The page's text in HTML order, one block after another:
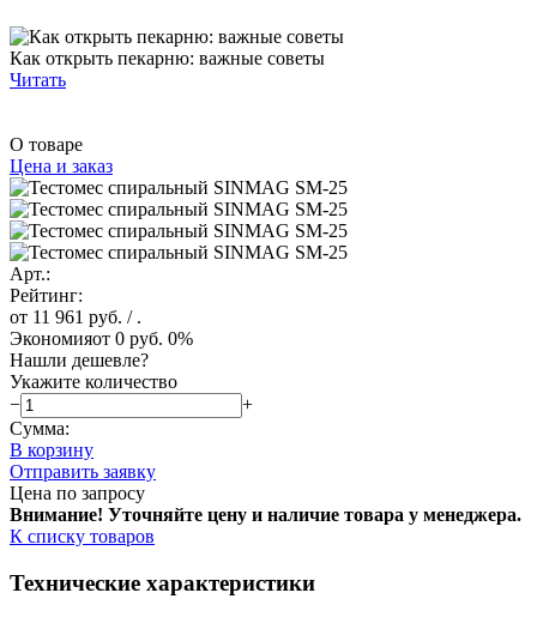
Как открыть пекарню: важные советы
Читать
О товаре
Цена и заказ
Арт.:
Рейтинг:
от 11 961 руб. / .
Экономияот 0 руб. 0%
Нашли дешевле?
Укажите количество
−
+
Сумма:
В корзину
Отправить заявку
Цена по запросу
Внимание! Уточняйте цену и наличие товара у менеджера.
К списку товаров
Технические характеристики